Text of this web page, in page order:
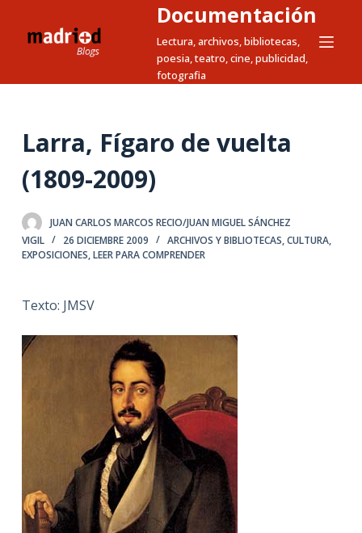
t
n
d
o
Documentación
Lectura, archivos, bibliotecas,
poesia, teatro, cine, publicidad,
fotografia
Larra, Fígaro de vuelta
(1809-2009)
JUAN CARLOS MARCOS RECIO/JUAN MIGUEL SÁNCHEZ
VIGIL
26 DICIEMBRE 2009 ARCHIVOS Y BIBLIOTECAS,CULTURA,
EXPOSICIONES,LEER PARA COMPRENDER
Texto: JMSV